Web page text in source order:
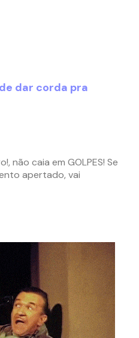
dar corda pra
não caia em GOLPES! Se
apertado, vai